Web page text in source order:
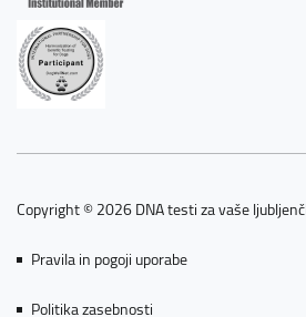
Copyright © 2026 DNA testi za vaše
Pravila in pogoji uporabe
Politika zasebnosti